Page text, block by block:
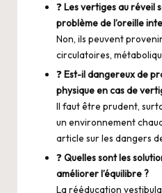
❓Les vertiges au réveil
problème de l’oreille
Non, ils peuvent
circulatoires,
❓Est-il dangereux de
physique en cas de
Il faut être prudent,
un environnement
article surles dangers
❓Quelles sont les
améliorer l’équilibre ?
La rééducation